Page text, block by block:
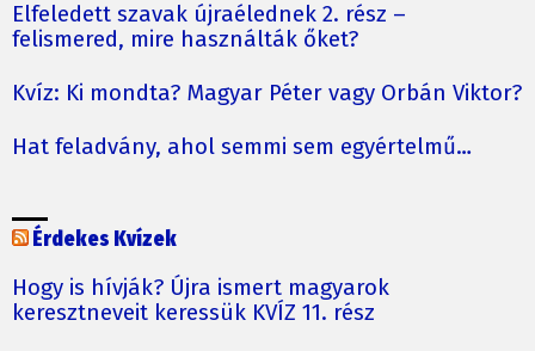
Elfeledett szavak újraélednek 2. rész –
felismered, mire használták őket?
Kvíz: Ki mondta? Magyar Péter vagy Orbán Viktor?
Hat feladvány, ahol semmi sem egyértelmű…
Érdekes Kvízek
Hogy is hívják? Újra ismert magyarok
keresztneveit keressük KVÍZ 11. rész